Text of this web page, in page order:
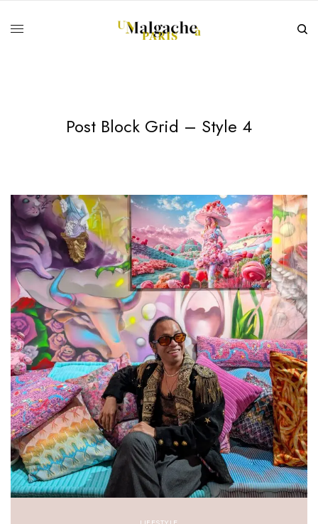
Post Block Grid – Style 4